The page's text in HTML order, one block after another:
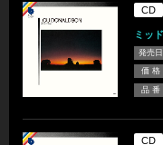
CD
ミッ
発売日
価 格
品 番
CD